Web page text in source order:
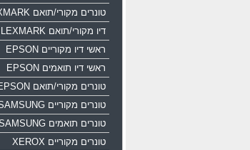
טונרים מקורי/תואם LEXMARK
דיו מקורי/תואם LEXMARK
ראשי דיו מקוריים EPSON
ראשי דיו תואמים EPSON
טונרים מקורי/תואם EPSON
טונרים מקוריים SAMSUNG
טונרים תואמים SAMSUNG
טונרים מקוריים XEROX